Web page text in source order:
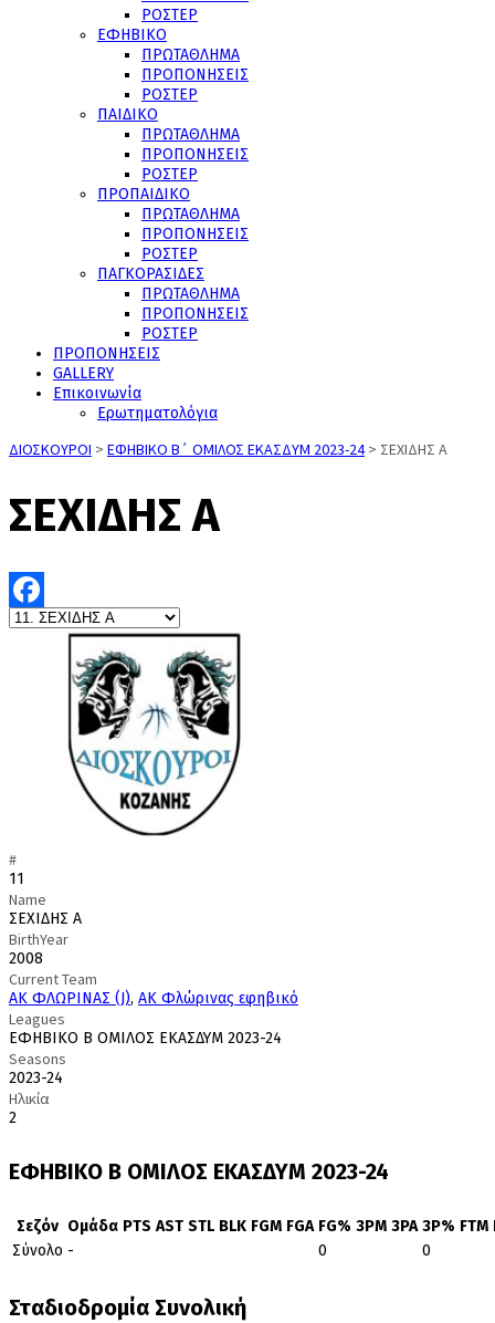
ΡΟΣΤΕΡ
ΕΦΗΒΙΚΟ
ΠΡΩΤΑΘΛΗΜΑ
ΠΡΟΠΟΝΗΣΕΙΣ
ΡΟΣΤΕΡ
ΠΑΙΔΙΚΟ
ΠΡΩΤΑΘΛΗΜΑ
ΠΡΟΠΟΝΗΣΕΙΣ
ΡΟΣΤΕΡ
ΠΡΟΠΑΙΔΙΚΟ
ΠΡΩΤΑΘΛΗΜΑ
ΠΡΟΠΟΝΗΣΕΙΣ
ΡΟΣΤΕΡ
ΠΑΓΚΟΡΑΣΙΔΕΣ
ΠΡΩΤΑΘΛΗΜΑ
ΠΡΟΠΟΝΗΣΕΙΣ
ΡΟΣΤΕΡ
ΠΡΟΠΟΝΗΣΕΙΣ
GALLERY
Επικοινωνία
Ερωτηματολόγια
ΔΙΟΣΚΟΥΡΟΙ > ΕΦΗΒΙΚΟ Β΄ ΟΜΙΛΟΣ ΕΚΑΣΔΥΜ 2023-24> ΣΕΧΙΔΗΣ Α
ΣΕΧΙΔΗΣ Α
Facebook
#
11
Name
ΣΕΧΙΔΗΣ Α
BirthYear
2008
Current Team
ΑΚ ΦΛΩΡΙΝΑΣ (J), ΑΚ Φλώρινας εφηβικό
Leagues
ΕΦΗΒΙΚΟ Β΄ ΟΜΙΛΟΣ ΕΚΑΣΔΥΜ 2023-24
Seasons
2023-24
Ηλικία
2
ΕΦΗΒΙΚΟ Β΄ ΟΜΙΛΟΣ ΕΚΑΣΔΥΜ 2023-24
Σεζόν Ομάδα PTS AST STL BLK FGM FGA FG% 3PM 3PA 3P% FTM
Σύνολο - 0 0
Σταδιοδρομία Συνολική